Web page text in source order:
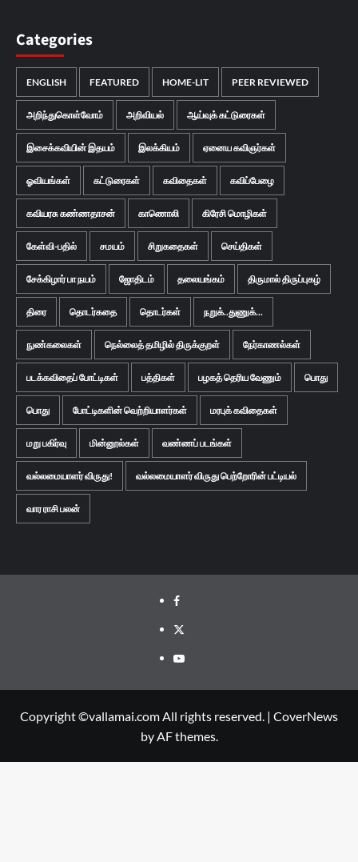
Categories
ENGLISH FEATURED HOME-LIT PEER REVIEWED
அறிந்துகொள்வோம் அறிவியல் ஆய்வுக் கட்டுரைகள்
இசைக்கவியின் இதயம் இலக்கியம் ஏனைய கவிஞர்கள்
ஓவியங்கள் கட்டுரைகள் கவிதைகள் கவிப்பேழை
கவியரசு கண்ணதாசன் காணொலி கிரேசி மொழிகள்
கேள்வி-பதில் சமயம் சிறுகதைகள் செய்திகள்
சேக்கிழார் பா நயம் ஜோதிடம் தலையங்கம் திருமால் திருப்புகழ்
திரை தொடர்கதை தொடர்கள் நறுக்..துணுக்...
நுண்கலைகள் நெல்லைத் தமிழில் திருக்குறள் நேர்காணல்கள்
படக்கவிதைப் போட்டிகள் பத்திகள் பழகத் தெரிய வேணும் பொது
பொது போட்டிகளின் வெற்றியாளர்கள் மரபுக் கவிதைகள்
மறு பகிர்வு மின்னூல்கள் வண்ணப் படங்கள்
வல்லமையாளர் விருது! வல்லமையாளர் விருது பெற்றோரின் பட்டியல்
வார ராசி பலன்
Facebook
Twitter
Youtube
Copyright ©vallamai.com All rights reserved. | CoverNews
by AF themes.